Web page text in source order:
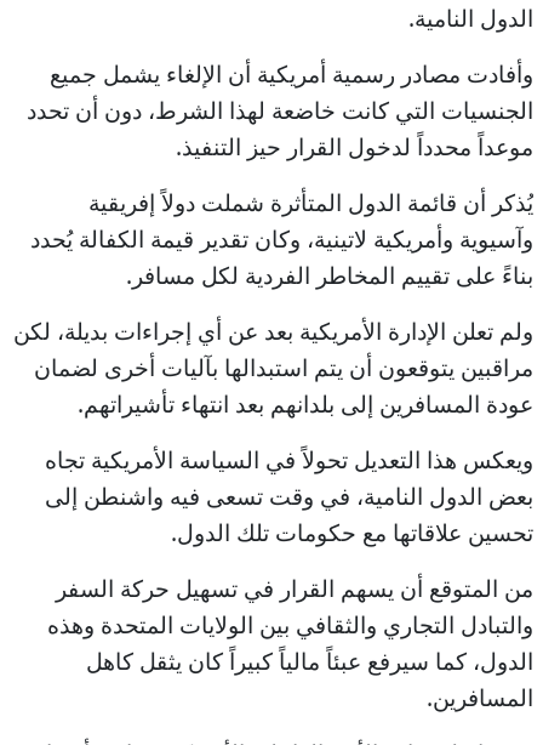
الدول النامية.
وأفادت مصادر رسمية أمريكية أن الإلغاء يشمل جميع
الجنسيات التي كانت خاضعة لهذا الشرط، دون أن تحدد
موعداً محدداً لدخول القرار حيز التنفيذ.
يُذكر أن قائمة الدول المتأثرة شملت دولاً إفريقية
وآسيوية وأمريكية لاتينية، وكان تقدير قيمة الكفالة يُحدد
بناءً على تقييم المخاطر الفردية لكل مسافر.
ولم تعلن الإدارة الأمريكية بعد عن أي إجراءات بديلة، لكن
مراقبين يتوقعون أن يتم استبدالها بآليات أخرى لضمان
عودة المسافرين إلى بلدانهم بعد انتهاء تأشيراتهم.
ويعكس هذا التعديل تحولاً في السياسة الأمريكية تجاه
بعض الدول النامية، في وقت تسعى فيه واشنطن إلى
تحسين علاقاتها مع حكومات تلك الدول.
من المتوقع أن يسهم القرار في تسهيل حركة السفر
والتبادل التجاري والثقافي بين الولايات المتحدة وهذه
الدول، كما سيرفع عبئاً مالياً كبيراً كان يثقل كاهل
المسافرين.